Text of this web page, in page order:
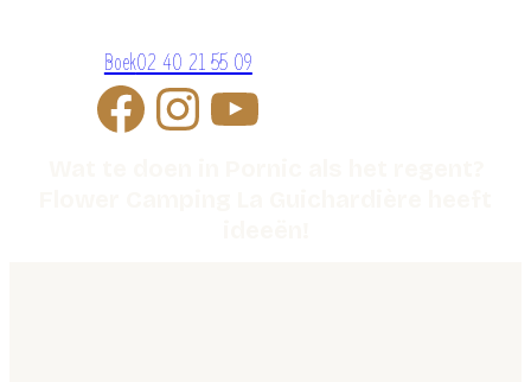
Boek02 40 21 55 09